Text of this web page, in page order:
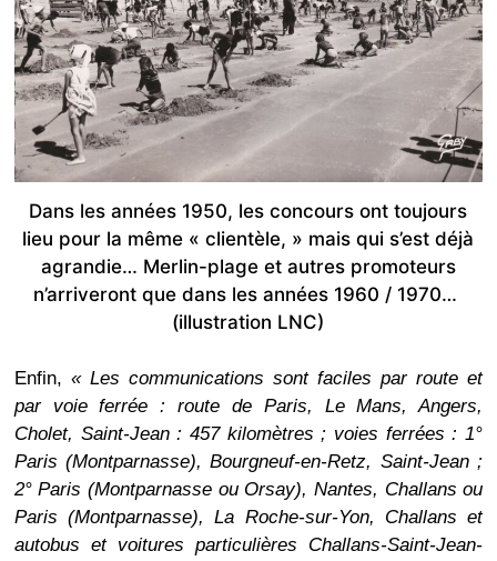
Dans les années 1950, les concours ont toujours
lieu pour la même « clientèle, » mais qui s’est déjà
agrandie… Merlin-plage et autres promoteurs
n’arriveront que dans les années 1960 / 1970…
(illustration LNC)
Enfin, « Les communications sont faciles par route et
par voie ferrée : route de Paris, Le Mans, Angers,
Cholet, Saint-Jean : 457 kilomètres ; voies ferrées : 1°
Paris (Montparnasse), Bourgneuf-en-Retz, Saint-Jean ;
2° Paris (Montparnasse ou Orsay), Nantes, Challans ou
Paris (Montparnasse), La Roche-sur-Yon, Challans et
autobus et voitures particulières Challans-Saint-Jean-